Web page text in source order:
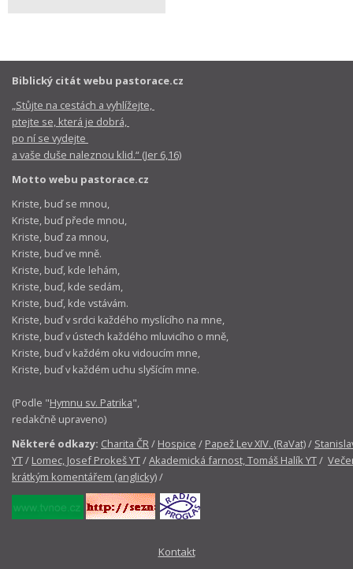
Biblický citát webu pastorace.cz
„Stůjte na cestách a vyhlížejte,
ptejte se, která je dobrá,
po ní se vydejte
a vaše duše naleznou klid.“ (Jer 6,16)
Motto webu pastorace.cz
Kriste, buď se mnou,
Kriste, buď přede mnou,
Kriste, buď za mnou,
Kriste, buď ve mně.
Kriste, buď, kde lehám,
Kriste, buď, kde sedám,
Kriste, buď, kde vstávám.
Kriste, buď v srdci každého myslícího na mne,
Kriste, buď v ústech každého mluvicího o mně,
Kriste, buď v každém oku vidoucím mne,
Kriste, buď v každém uchu slyšícím mne.
(Podle "Hymnu sv. Patrika",
redakčně upraveno)
Některé odkazy: Charita ČR/ Hospice / Papež Lev XIV. (RaVat)/
YT/ Lomec, Josef Prokeš YT/Akademická farnost, Tomáš Halík YT/
krátkým komentářem (anglicky)/
Kontakt